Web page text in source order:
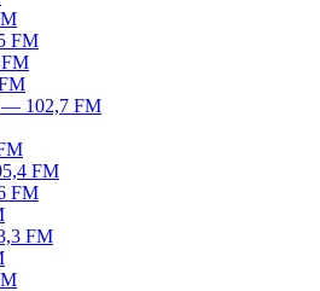
FM
— 102,7 FM
FM
FM
FM